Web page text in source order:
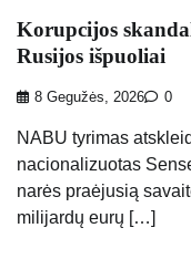
Korupcijos
Rusijos išpuoliai
8 Gegužės, 2026 0
NABU tyrimas
nacionalizuotas
narės praėjusią
milijardų eurų […]